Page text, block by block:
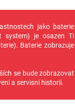
jako baterie
system) je osazen Ti
Baterie zobrazuje
se bude zobrazovat
a servisní historii.